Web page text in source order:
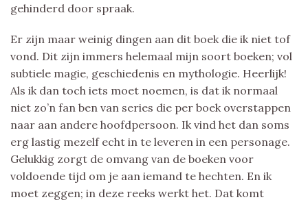
gehinderd door spraak.
Er zijn maar weinig dingen aan dit boek die ik niet tof
vond. Dit zijn immers helemaal mijn soort boeken; vol
subtiele magie, geschiedenis en mythologie. Heerlijk!
Als ik dan toch iets moet noemen, is dat ik normaal
niet zo’n fan ben van series die per boek overstappen
naar aan andere hoofdpersoon. Ik vind het dan soms
erg lastig mezelf echt in te leveren in een personage.
Gelukkig zorgt de omvang van de boeken voor
voldoende tijd om je aan iemand te hechten. En ik
moet zeggen; in deze reeks werkt het. Dat komt